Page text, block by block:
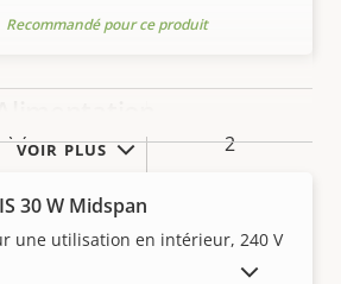
la
2
-40 to 60 °C
VOIR PLUS
Recommandé pour ce produit
30 W Midspan
une utilisation en intérieur, 240 V
PRODUITS ABANDONNÉS